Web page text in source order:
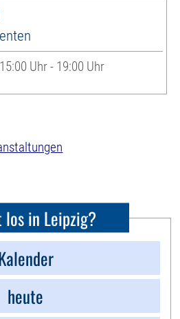
Uhr - 19:00 Uhr
los in Leipzig?
heute